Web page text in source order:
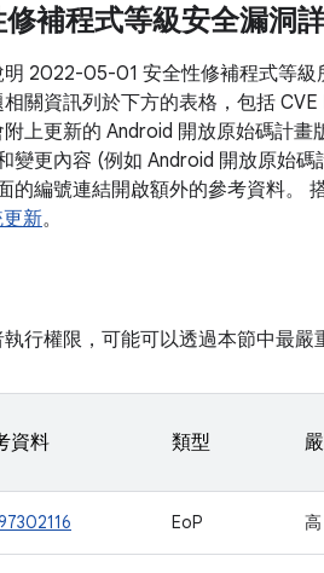
補程式等級安全漏洞
2022-05-01 安全性修補程式等
關資訊列於下方的表格，包括 CVE
上更新的 Android 開放原始碼計畫
變更內容 (例如 Android 開放原始
的編號連結開啟額外的參考資料。
新。
行權限，可能可以透過本節中最嚴
資料 類型
EoP 高